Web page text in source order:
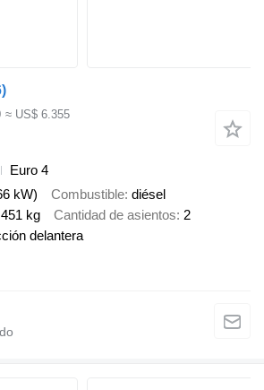
≈ US$ 6.355
Euro 4
kW) Combustible diésel
451 kg Cantidad de asientos 2
delantera